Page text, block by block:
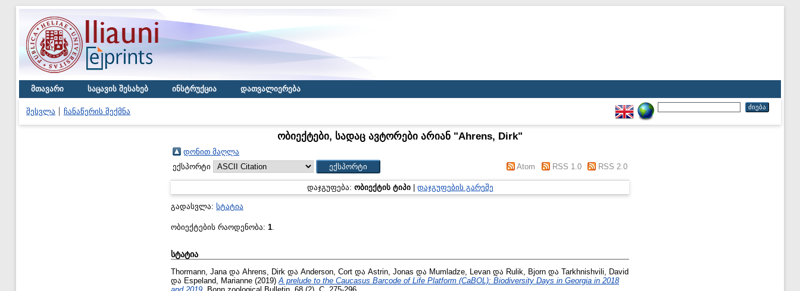
მთავარი საცავის შესახებ ინსტრუქცია დათვალიერება
შესვლა ჩანაწერის შექმნა
ობიექტები, სადაც ავტორები არიან "Ahrens, Dirk"
დონით მაღლა
ექსპორტი
Atom RSS 1.0 RSS 2.0
დაჯგუფება: ობიექტის ტიპი| დაჯგუფების გარეშე
გადასვლა: სტატია
ობიექტების რაოდენობა: 1.
სტატია
Thormann, Jana და Ahrens, Dirk და Anderson, Cort და Astrin, Jonas და Mumladze, Levan და Rulik, Bjorn და Tarkhnishvili, David
და Espeland, Marianne (2019) A prelude to the Caucasus Barcode of Life Platform (CaBOL): Biodiversity Days in Georgia in 2018